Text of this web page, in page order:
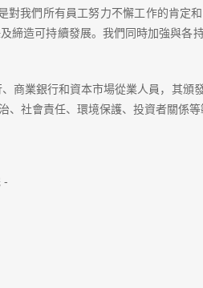
我們所有員工努力不懈工作的肯定
締造可持續發展。我們同時加強與各
商業銀行和資本市場從業人員，其頒
社會責任、環境保護、投資者關係等
-